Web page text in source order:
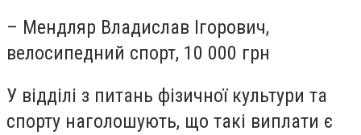
– Мендляр Владислав Ігорович,
велосипедний спорт, 10 000 грн
У відділі з питань фізичної культури та
спорту наголошують, що такі виплати є